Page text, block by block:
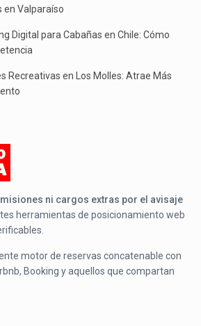
en Valparaíso
Digital para Cabañas en Chile: Cómo
Recreativas en Los Molles: Atrae Más
ni cargos extras por el avisaje
herramientas de posicionamiento web
motor de reservas concatenable con
Booking y aquellos que compartan